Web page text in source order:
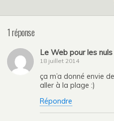
1 réponse
Le Web pour les nuls
18 juillet 2014
ça m’a donné envie
aller à la plage :)
Répondre